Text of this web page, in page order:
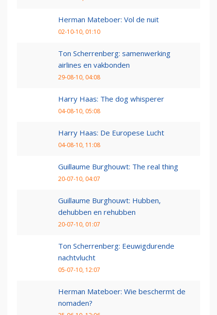
Herman Mateboer: Vol de nuit
02-10-10, 01:10
Ton Scherrenberg: samenwerking
airlines en vakbonden
29-08-10, 04:08
Harry Haas: The dog whisperer
04-08-10, 05:08
Harry Haas: De Europese Lucht
04-08-10, 11:08
Guillaume Burghouwt: The real thing
20-07-10, 04:07
Guillaume Burghouwt: Hubben,
dehubben en rehubben
20-07-10, 01:07
Ton Scherrenberg: Eeuwigdurende
nachtvlucht
05-07-10, 12:07
Herman Mateboer: Wie beschermt de
nomaden?